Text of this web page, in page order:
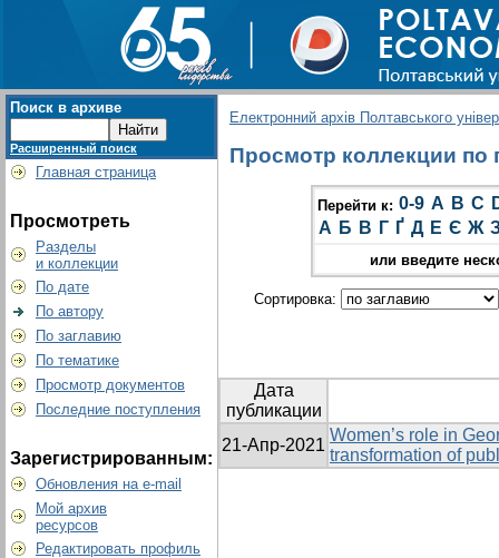
Поиск в архиве
Расширенный поиск
Главная страница
Просмотреть
Разделы
и коллекции
По дате
По автору
По заглавию
По тематике
Просмотр документов
Последние поступления
Зарегистрированным:
Обновления на e-mail
Мой архив
ресурсов
Редактировать профиль
Електронний архів Полтавського
Просмотр коллекции по
Перейти к: 0-9 A B C
А Б В Г Ґ Д Е Є Ж
или введите
Сортировка:
Дата
публикации
21-Апр-2021
Women’s role in
transformation of